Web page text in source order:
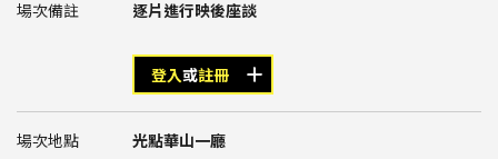
逐片進行映後座談
登入或註冊
光點華山一廳